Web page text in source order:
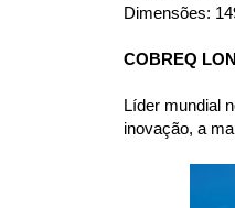
Dimensões:
COBREQ
Líder mundial
inovação, a